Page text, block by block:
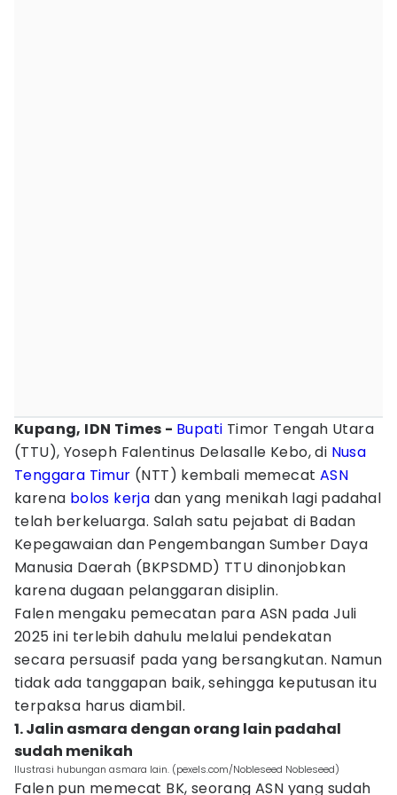
Kupang, IDN Times - Bupati Timor Tengah Utara
(TTU), Yoseph Falentinus Delasalle Kebo, di Nusa
Tenggara Timur (NTT) kembali memecat ASN
karena bolos kerja dan yang menikah lagi padahal
telah berkeluarga. Salah satu pejabat di Badan
Kepegawaian dan Pengembangan Sumber Daya
Manusia Daerah (BKPSDMD) TTU dinonjobkan
karena dugaan pelanggaran disiplin.
Falen mengaku pemecatan para ASN pada Juli
2025 ini terlebih dahulu melalui pendekatan
secara persuasif pada yang bersangkutan. Namun
tidak ada tanggapan baik, sehingga keputusan itu
terpaksa harus diambil.
1. Jalin asmara dengan orang lain padahal
sudah menikah
Ilustrasi hubungan asmara lain. (pexels.com/Nobleseed Nobleseed)
Falen pun memecat BK, seorang ASN yang sudah